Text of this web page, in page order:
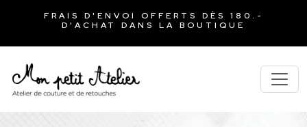
FRAIS D'ENVOI OFFERTS DÈS 180.-
D'ACHAT DANS LA BOUTIQUE